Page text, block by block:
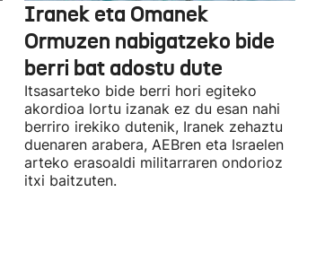
Iranek eta Omanek
Ormuzen nabigatzeko bide
berri bat adostu dute
Itsasarteko bide berri hori egiteko
akordioa lortu izanak ez du esan nahi
berriro irekiko dutenik, Iranek zehaztu
duenaren arabera, AEBren eta Israelen
arteko erasoaldi militarraren ondorioz
itxi baitzuten.